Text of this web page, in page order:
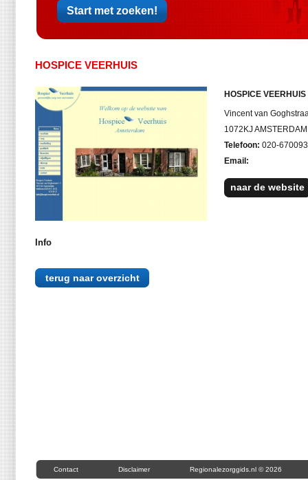
HOSPICE VEERHUIS
HOSPICE VEERHUIS
Vincent van
1072KJ AMSTERDAM
Telefoon: 020-
Email:
naar de website
Info
terug naar overzicht
Contact Disclaimer Regionalezorggids.nl © 2026